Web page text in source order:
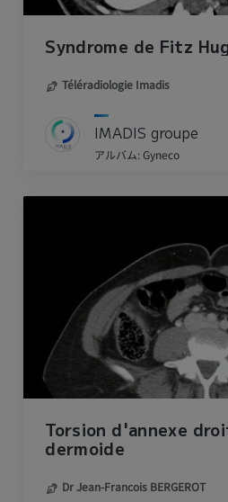
Syndrome de Fitz
Téléradiologie Imadis
IMADIS groupe
アルバム: Gyneco
Torsion d'annexe
dermoide
Dr Jean-Francois BERGEROT